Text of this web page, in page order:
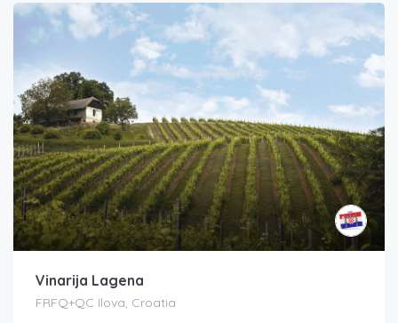
Vinarija Lagena
FRFQ+QC Ilova, Croatia